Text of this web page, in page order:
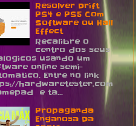
Resolver Drift
PS4 e PS5 Com
Software ou Hall
Effect
Recalibre o
centro dos seus
usando um
online semi-
Entre no link
hardwaretester.com
e ta...
Propaganda
Enganosa Da